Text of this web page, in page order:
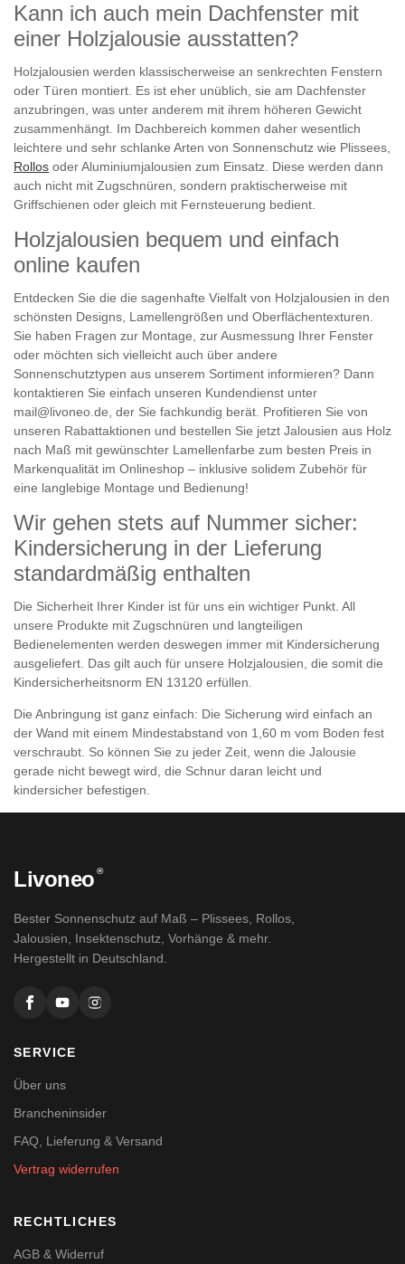
Kann ich auch mein Dachfenster mit
einer Holzjalousie ausstatten?
Holzjalousien werden klassischerweise an senkrechten Fenstern
oder Türen montiert. Es ist eher unüblich, sie am Dachfenster
anzubringen, was unter anderem mit ihrem höheren Gewicht
zusammenhängt. Im Dachbereich kommen daher wesentlich
leichtere und sehr schlanke Arten von Sonnenschutz wie Plissees,
Rollos oder Aluminiumjalousien zum Einsatz. Diese werden dann
auch nicht mit Zugschnüren, sondern praktischerweise mit
Griffschienen oder gleich mit Fernsteuerung bedient.
Holzjalousien bequem und einfach
online kaufen
Entdecken Sie die die sagenhafte Vielfalt von Holzjalousien in den
schönsten Designs, Lamellengrößen und Oberflächentexturen.
Sie haben Fragen zur Montage, zur Ausmessung Ihrer Fenster
oder möchten sich vielleicht auch über andere
Sonnenschutztypen aus unserem Sortiment informieren? Dann
kontaktieren Sie einfach unseren Kundendienst unter
mail@livoneo.de, der Sie fachkundig berät. Profitieren Sie von
unseren Rabattaktionen und bestellen Sie jetzt Jalousien aus Holz
nach Maß mit gewünschter Lamellenfarbe zum besten Preis in
Markenqualität im Onlineshop – inklusive solidem Zubehör für
eine langlebige Montage und Bedienung!
Wir gehen stets auf Nummer sicher:
Kindersicherung in der Lieferung
standardmäßig enthalten
Die Sicherheit Ihrer Kinder ist für uns ein wichtiger Punkt. All
unsere Produkte mit Zugschnüren und langteiligen
Bedienelementen werden deswegen immer mit Kindersicherung
ausgeliefert. Das gilt auch für unsere Holzjalousien, die somit die
Kindersicherheitsnorm EN 13120 erfüllen.
Die Anbringung ist ganz einfach: Die Sicherung wird einfach an
der Wand mit einem Mindestabstand von 1,60 m vom Boden fest
verschraubt. So können Sie zu jeder Zeit, wenn die Jalousie
gerade nicht bewegt wird, die Schnur daran leicht und
kindersicher befestigen.
Livoneo ®
Bester Sonnenschutz auf Maß – Plissees, Rollos,
Jalousien, Insektenschutz, Vorhänge & mehr.
Hergestellt in Deutschland.
SERVICE
Über uns
Brancheninsider
FAQ, Lieferung & Versand
Vertrag widerrufen
RECHTLICHES
AGB & Widerruf